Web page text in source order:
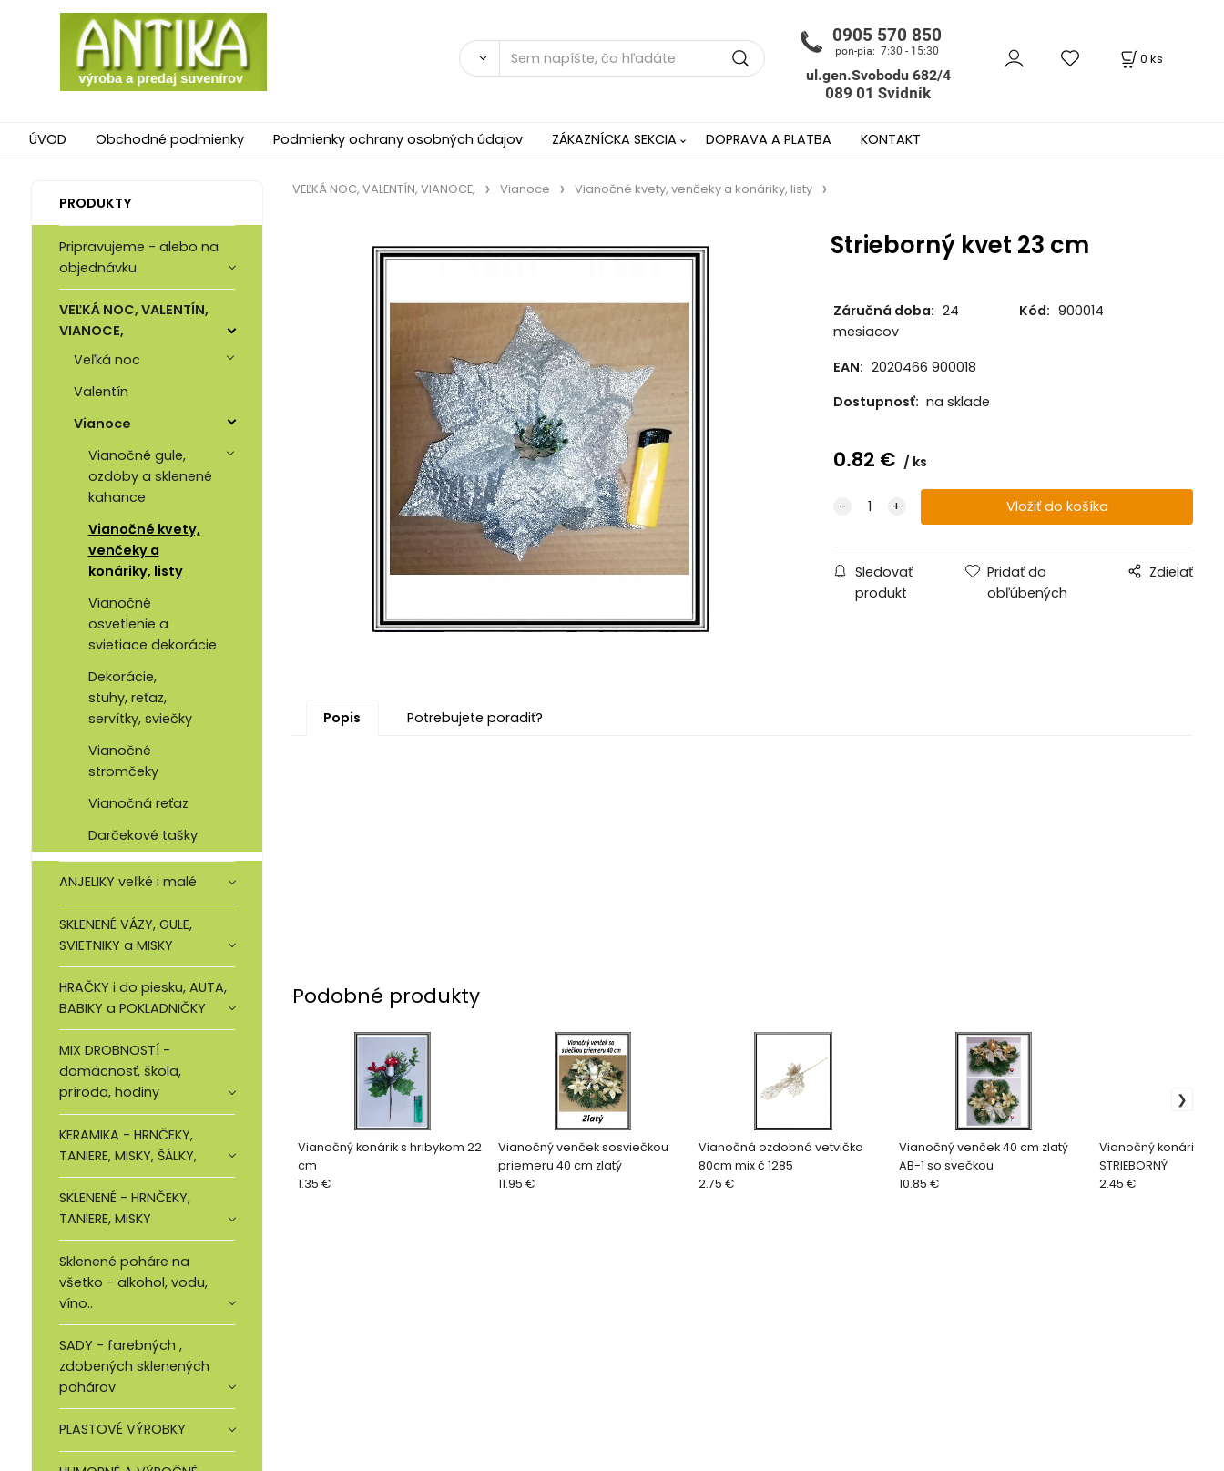
0 ks
ÚVOD Obchodné podmienky Podmienky ochrany osobných údajov ZÁKAZNÍCKA SEKCIA DOPRAVA A PLATBA KONTAKT
PRODUKTY
Pripravujeme - alebo na
objednávku
VEĽKÁ NOC, VALENTÍN,
VIANOCE,
Veľká noc
Valentín
Vianoce
Vianočné gule,
ozdoby a sklenené
kahance
Vianočné kvety,
venčeky a
konáriky, listy
Vianočné
osvetlenie a
svietiace dekorácie
Dekorácie,
stuhy, reťaz,
servítky, sviečky
Vianočné
stromčeky
Vianočná reťaz
Darčekové tašky
ANJELIKY veľké i malé
SKLENENÉ VÁZY, GULE,
SVIETNIKY a MISKY
HRAČKY i do piesku, AUTA,
BABIKY a POKLADNIČKY
MIX DROBNOSTÍ -
domácnosť, škola,
príroda, hodiny
KERAMIKA - HRNČEKY,
TANIERE, MISKY, ŠÁLKY,
SKLENENÉ - HRNČEKY,
TANIERE, MISKY
Sklenené poháre na
všetko - alkohol, vodu,
víno..
SADY - farebných ,
zdobených sklenených
pohárov
PLASTOVÉ VÝROBKY
VEĽKÁ NOC, VALENTÍN, VIANOCE, Vianoce Vianočné kvety, venčeky a konáriky, listy
Strieborný kvet 23 cm
Záručná doba: 24
mesiacov
Kód: 900014
EAN: 2020466 900018
Dostupnosť: na sklade
0.82 € ks
Sledovať
produkt
Pridať do
obľúbených
Zdielať
Popis Potrebujete poradiť?
Podobné produkty
Vianočný konárik s hribykom 22
cm
1.35 €
Vianočný venček sosviečkou
priemeru 40 cm zlatý
11.95 €
Vianočná ozdobná vetvička
80cm mix č 1285
2.75 €
Vianočný venček 40 cm zlatý
AB-1 so svečkou
10.85 €
Vianočný konárik 71
STRIEBORNÝ
2.45 €